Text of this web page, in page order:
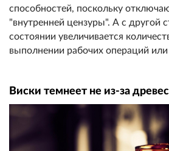
способностей, поскольку
"внутренней цензуры". А с другой
состоянии увеличивается
выполнении рабочих операций
Виски темнеет не из-за